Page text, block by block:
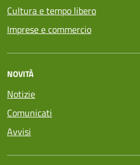
Cultura e tempo libero
Imprese e commercio
NOVITÀ
Notizie
Comunicati
Avvisi